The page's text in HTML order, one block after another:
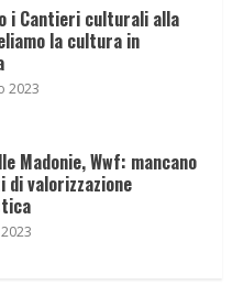
i Cantieri culturali alla
la cultura in
2023
Madonie, Wwf: mancano
valorizzazione